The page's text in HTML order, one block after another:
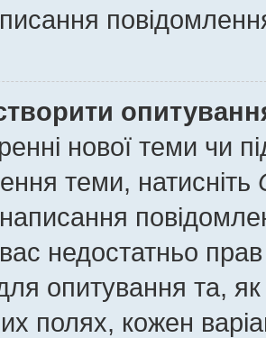
нової теми чи
теми, натисніть
недостатньо
опитування та, як
полях, кожен